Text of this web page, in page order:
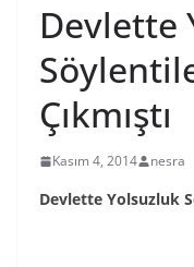
Devlette
Çıkmıştı
Kasım 4, 2014 nesra
Devlette Yolsuzluk